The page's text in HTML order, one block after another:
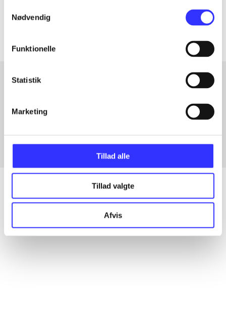
Nødvendig
Funktionelle
Statistik
Marketing
Tillad alle
Tillad valgte
Afvis
Artiklerne i
Fra
Alle registrerede artikler fordelt på udgivelser